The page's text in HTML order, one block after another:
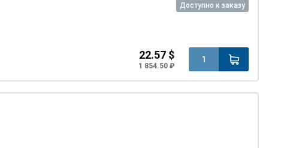
Доступно к заказу
22.57 $
1 854.50 ₽